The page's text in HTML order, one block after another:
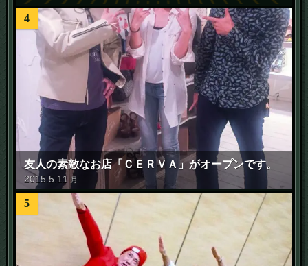
4
友人の素敵なお店「ＣＥＲＶＡ」がオープンです。
2015 5 11 月
5